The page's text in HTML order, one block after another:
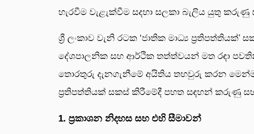
හැරවීම වැළැක්වීම සදහා සලකා බැලිය යුතු
ශ්‍රී ලංකාව වැනි රටක ‘ජාතික මාධ්‍ය
දේශපාලනික සහ ආර්ථික තත්ත්වයන් මත රඳා
තොරතුරු දැනගැනීමේ අයිතිය තහවුරු කරන
ප්‍රතිපත්තියක් සකස් කිරීමේදී පහත සඳහන් කරුණු
1. ප්‍රකාශන නිදහස සහ එහි සීමාවන්